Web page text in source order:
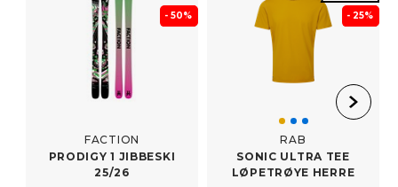
- 50%
FACTION
PRODIGY 1 JIBBESKI
25/​26
- 25%
RAB
SONIC ULTRA TEE
LØPETRØYE HERRE